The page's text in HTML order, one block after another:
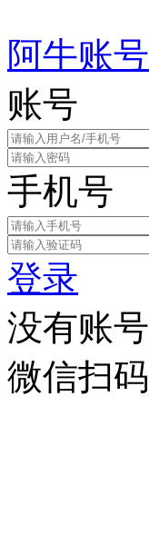
阿牛账
账号
手机号
登录
没有账
微信扫